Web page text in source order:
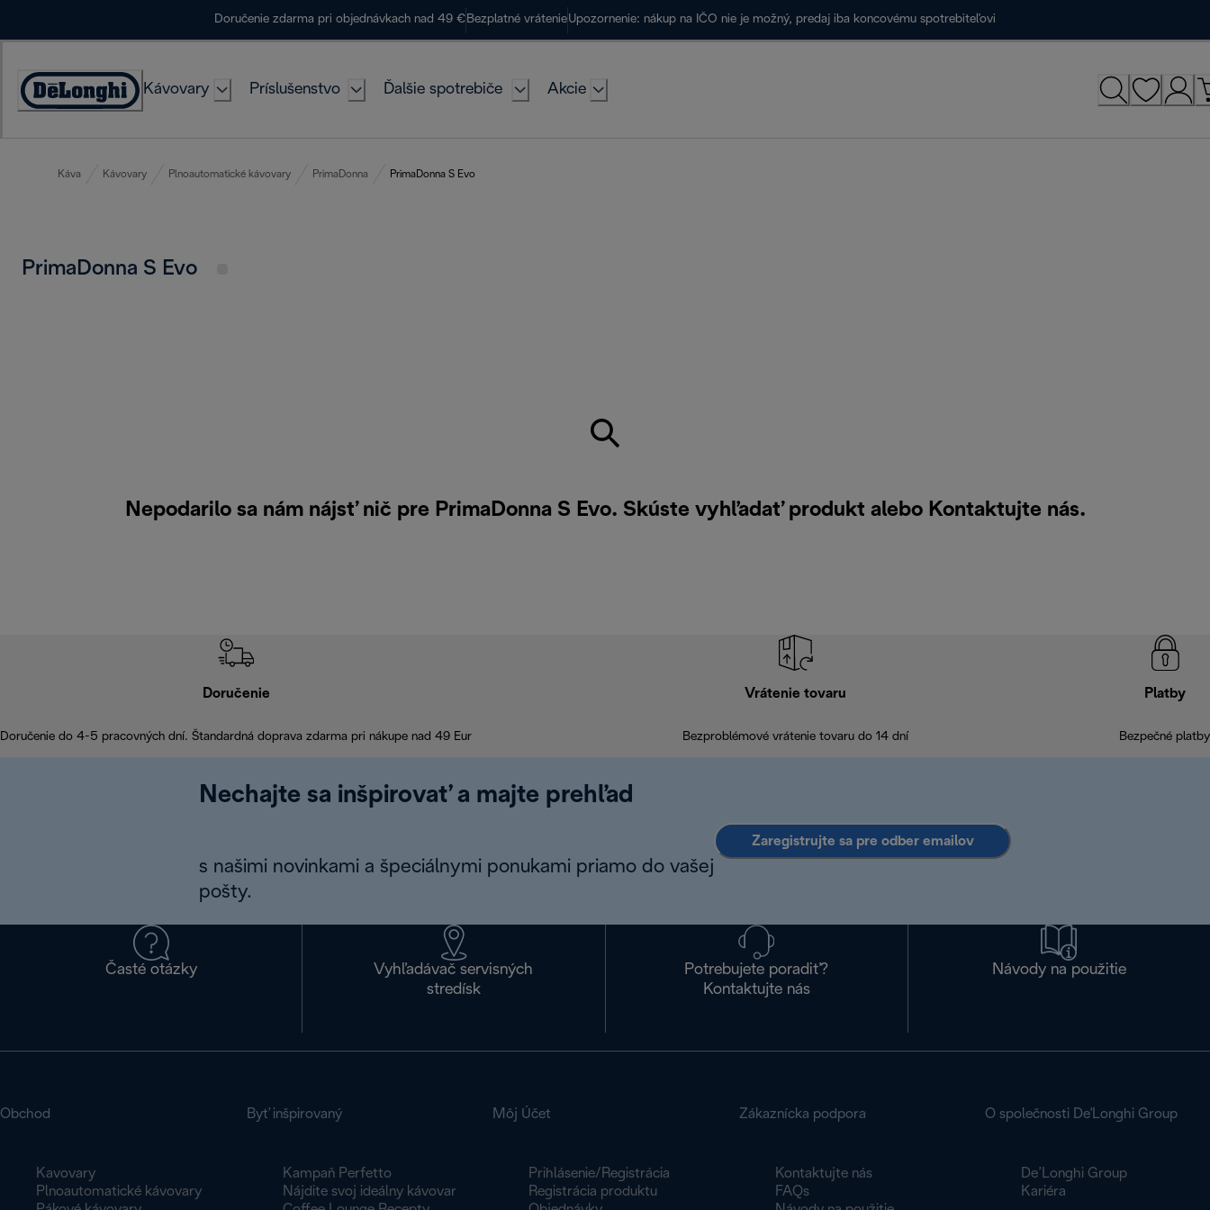
Doručenie zdarma pri objednávkach nad 49 € Bezplatné vrátenieUpozornenie: nákup na IČO nie je možný, predaj iba koncovému spotrebiteľovi
Accessibility
Kávovary Príslušenstvo Ďalšie spotrebiče Akcie
Káva Kávovary Plnoautomatické kávovary PrimaDonna PrimaDonna S Evo
PrimaDonna S Evo
Nepodarilo sa nám nájsť nič pre PrimaDonna S Evo. Skúste vyhľadať produkt alebo Kontaktujte nás.
Doručenie
Doručenie do 4-5 pracovných dní. Štandardná doprava zdarma pri nákupe nad 49 Eur
Vrátenie tovaru
Bezproblémové vrátenie tovaru do 14 dní
Platby
Bezpečné platby
Nechajte sa inšpirovať a majte prehľad
s našimi novinkami a špeciálnymi ponukami priamo do vašej
pošty.
Zaregistrujte sa pre odber emailov
Časté otázky
Vyhľadávač servisných
stredísk
Potrebujete poradiť?
Kontaktujte nás
Návody na použitie
Obchod
Kavovary
Plnoautomatické kávovary
Byť inšpirovaný
Kampaň Perfetto
Nájdite svoj ideálny kávovar
Môj Účet
Prihlásenie/Registrácia
Registrácia produktu
Zákaznícka podpora
Kontaktujte nás
FAQs
O společnosti De'Longhi Group
De’Longhi Group
Kariéra